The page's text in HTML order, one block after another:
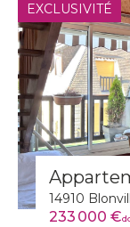
EXCLUSIVITÉ
14910
233 000 €